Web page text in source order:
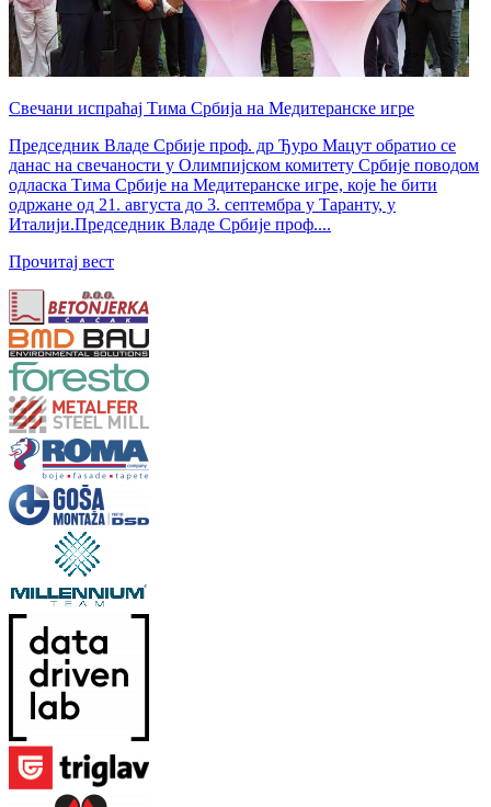
Свечани испраћај Тима Србија на Медитеранске игре
Председник Владе Србије проф. др Ђуро Мацут обратио се
данас на свечаности у Олимпијском комитету Србије поводом
одласка Тима Србије на Медитеранске игре, које ће бити
одржане од 21. августа до 3. септембра у Таранту, у
Италији.Председник Владе Србије проф....
Прочитај вест